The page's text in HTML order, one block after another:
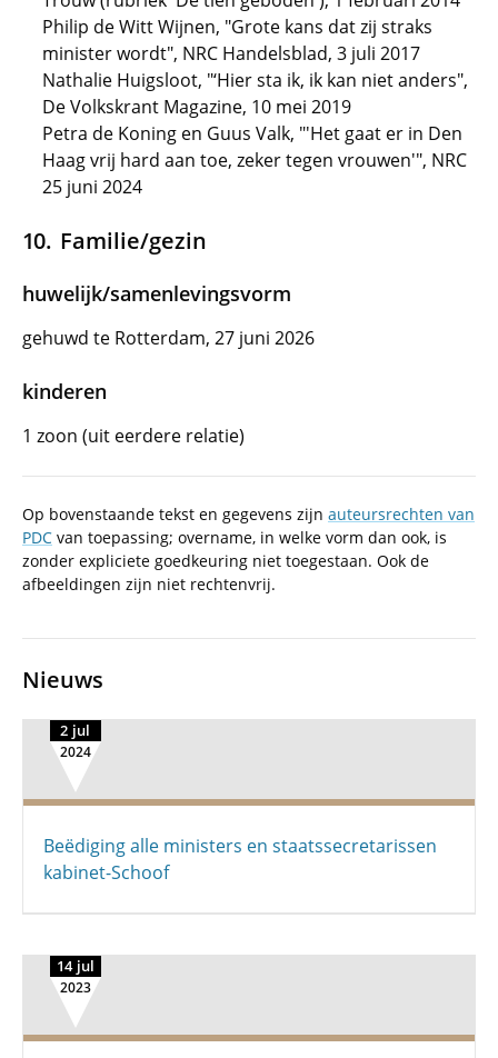
Philip de Witt Wijnen, "Grote kans dat zij straks
minister wordt", NRC Handelsblad, 3 juli 2017
Nathalie Huigsloot, "‘Hier sta ik, ik kan niet anders",
De Volkskrant Magazine, 10 mei 2019
Petra de Koning en Guus Valk, "'Het gaat er in Den
Haag vrij hard aan toe, zeker tegen vrouwen'", NRC
25 juni 2024
Familie/gezin
huwelijk/samenlevingsvorm
gehuwd te Rotterdam, 27 juni 2026
kinderen
1 zoon (uit eerdere relatie)
Op bovenstaande tekst en gegevens zijn auteursrechten van
PDC van toepassing; overname, in welke vorm dan ook, is
zonder expliciete goedkeuring niet toegestaan. Ook de
afbeeldingen zijn niet rechtenvrij.
Nieuws
2 jul
2024
Beëdiging alle ministers en staatssecretarissen
kabinet-Schoof
14 jul
2023